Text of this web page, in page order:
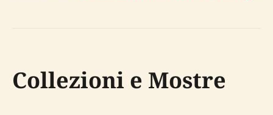
Collezioni e Mostre